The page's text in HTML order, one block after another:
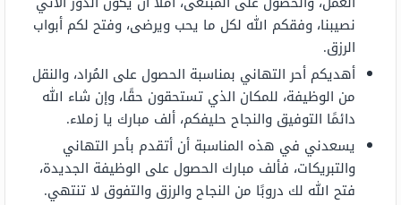
نصيبنا، وفقكم الله لكل ما يحب ويرضى، وفتح لكم أبواب
الرزق.
أهديكم أحر التهاني بمناسبة الحصول على المُراد، والنقل
من الوظيفة، للمكان الذي تستحقون حقًا، وإن شاء الله
دائمًا التوفيق والنجاح حليفكم، ألف مبارك يا زملاء.
يسعدني في هذه المناسبة أن أتقدم بأحر التهاني
والتبريكات، فألف مبارك الحصول على الوظيفة الجديدة،
فتح الله لك دروبًا من النجاح والرزق والتفوق لا تنتهي.